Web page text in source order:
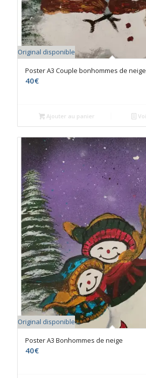
Original disponible
Poster A3 Couple bonhommes de neige
40€
Ajouter au panier
Original disponible
Poster A3 Bonhommes de neige
40€